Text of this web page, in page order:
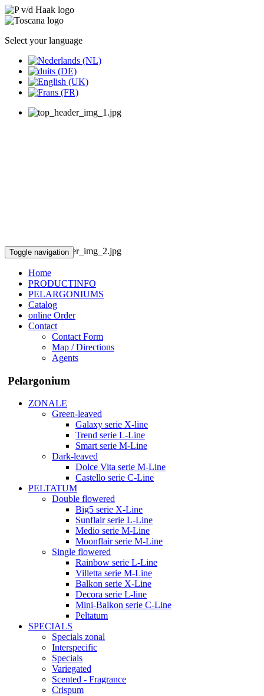
Select your language
Toggle navigation
Home
PRODUCTINFO
PELARGONIUMS
Catalog
online Order
Contact
Contact Form
Map / Directions
Agents
Pelargonium
ZONALE
Green-leaved
Galaxy serie X-line
Trend serie L-Line
Smart serie M-Line
Dark-leaved
Dolce Vita serie M-Line
Castello serie C-Line
PELTATUM
Double flowered
Big5 serie X-Line
Sunflair serie L-Line
Medio serie M-Line
Moonflair serie M-Line
Single flowered
Rainbow serie L-Line
Villetta serie M-Line
Balkon serie X-Line
Decora serie L-line
Mini-Balkon serie C-Line
Peltatum
SPECIALS
Specials zonal
Interspecific
Specials
Variegated
Scented - Fragrance
Crispum